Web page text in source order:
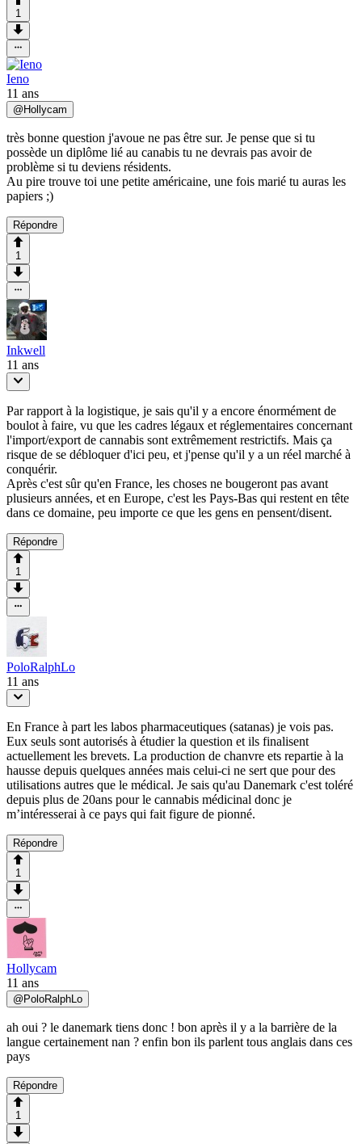
1
Ieno
11 ans
@ Hollycam
très bonne question j'avoue ne pas être sur. Je pense que si tu
possède un diplôme lié au canabis tu ne devrais pas avoir de
problème si tu deviens résidents.
Au pire trouve toi une petite américaine, une fois marié tu auras les
papiers ;)
Répondre
1
Inkwell
11 ans
Par rapport à la logistique, je sais qu'il y a encore énormément de
boulot à faire, vu que les cadres légaux et réglementaires concernant
l'import/export de cannabis sont extrêmement restrictifs. Mais ça
risque de se débloquer d'ici peu, et j'pense qu'il y a un réel marché à
conquérir.
Après c'est sûr qu'en France, les choses ne bougeront pas avant
plusieurs années, et en Europe, c'est les Pays-Bas qui restent en tête
dans ce domaine, peu importe ce que les gens en pensent/disent.
Répondre
1
PoloRalphLo
11 ans
En France à part les labos pharmaceutiques (satanas) je vois pas.
Eux seuls sont autorisés à étudier la question et ils finalisent
actuellement les brevets. La production de chanvre ets repartie à la
hausse depuis quelques années mais celui-ci ne sert que pour des
utilisations autres que le médical. Je sais qu'au Danemark c'est toléré
depuis plus de 20ans pour le cannabis médicinal donc je
m’intéresserai à ce pays qui fait figure de pionné.
Répondre
1
Hollycam
11 ans
@ PoloRalphLo
ah oui ? le danemark tiens donc ! bon après il y a la barrière de la
langue certainement nan ? enfin bon ils parlent tous anglais dans ces
pays
Répondre
1